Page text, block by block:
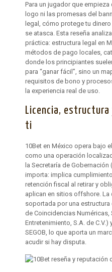
Para un jugador que empieza
logo ni las promesas del
legal, cómo protege tu
se atasca. Esta reseña
práctica: estructura legal en
métodos de pago locales,
donde los principiantes
para “ganar fácil”, sino un
requisitos de bono y
la experiencia real de uso.
Licencia,
ti
10Bet en México opera bajo
como una operación
la Secretaría de Gobernación
importa: implica
retención fiscal al retirar y
aplican en sitios offshore. La
soportada por una
de Coincidencias Numéricas,
Entretenimiento, S.A. de
SEGOB, lo que aporta un
acudir si hay disputa.